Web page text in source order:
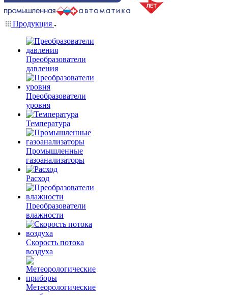
Продукция
Преобразователи
давления
Преобразователи
уровня
Температура
Промышленные
газоанализаторы
Расход
Преобразователи
влажности
Скорость потока
воздуха
Метеорологические